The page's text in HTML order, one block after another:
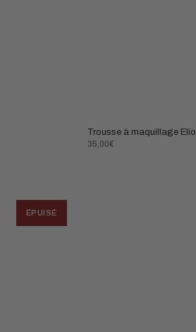
Trousse à maquillage Elio
Prix
35,00€
ÉPUISÉ